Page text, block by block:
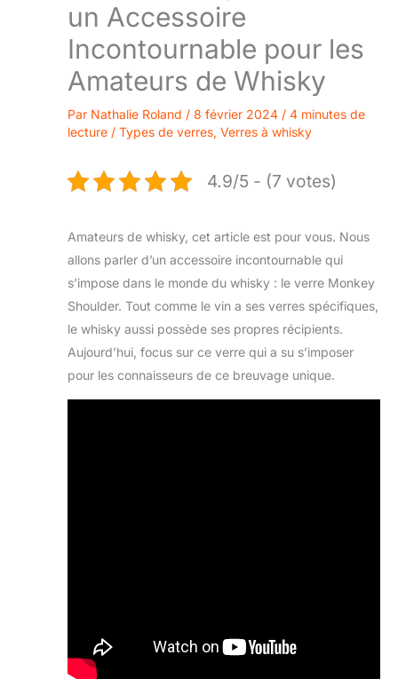
un Accessoire
Incontournable pour les
Amateurs de Whisky
Par Nathalie Roland / 8 février 2024 / 4 minutes de
lecture / Types de verres, Verres à whisky
4.9/5 - (7 votes)
Amateurs de whisky, cet article est pour vous. Nous
allons parler d’un accessoire incontournable qui
s’impose dans le monde du whisky : le verre Monkey
Shoulder. Tout comme le vin a ses verres spécifiques,
le whisky aussi possède ses propres récipients.
Aujourd’hui, focus sur ce verre qui a su s’imposer
pour les connaisseurs de ce breuvage unique.